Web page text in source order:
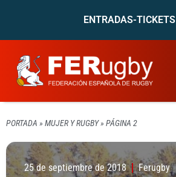
ENTRADAS-TICKETS
PORTADA » MUJER Y RUGBY» PÁGINA 2
25 de septiembre de 2018 Ferugby